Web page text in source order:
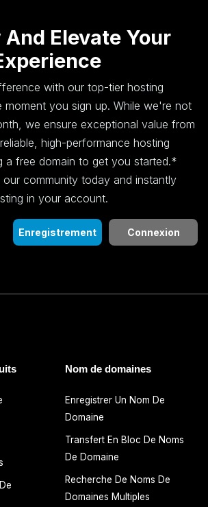
Elevate Your
with our top-tier hosting
moment you sign up. While we're not
we ensure exceptional value from
high-performance hosting
a free domain to get you started.*
community today and instantly
in your account.
Enregistrement Connexion
Nom de domaines
Enregistrer Un Nom De
Domaine
Transfert En Bloc De Noms
De Domaine
Recherche De Noms De
Domaines Multiples